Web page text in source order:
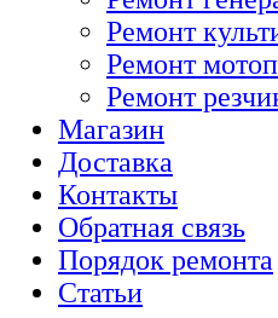
Ремонт
Ремонт
Ремонт
Магазин
Доставка
Контакты
Обратная связь
Порядок ремонта
Статьи